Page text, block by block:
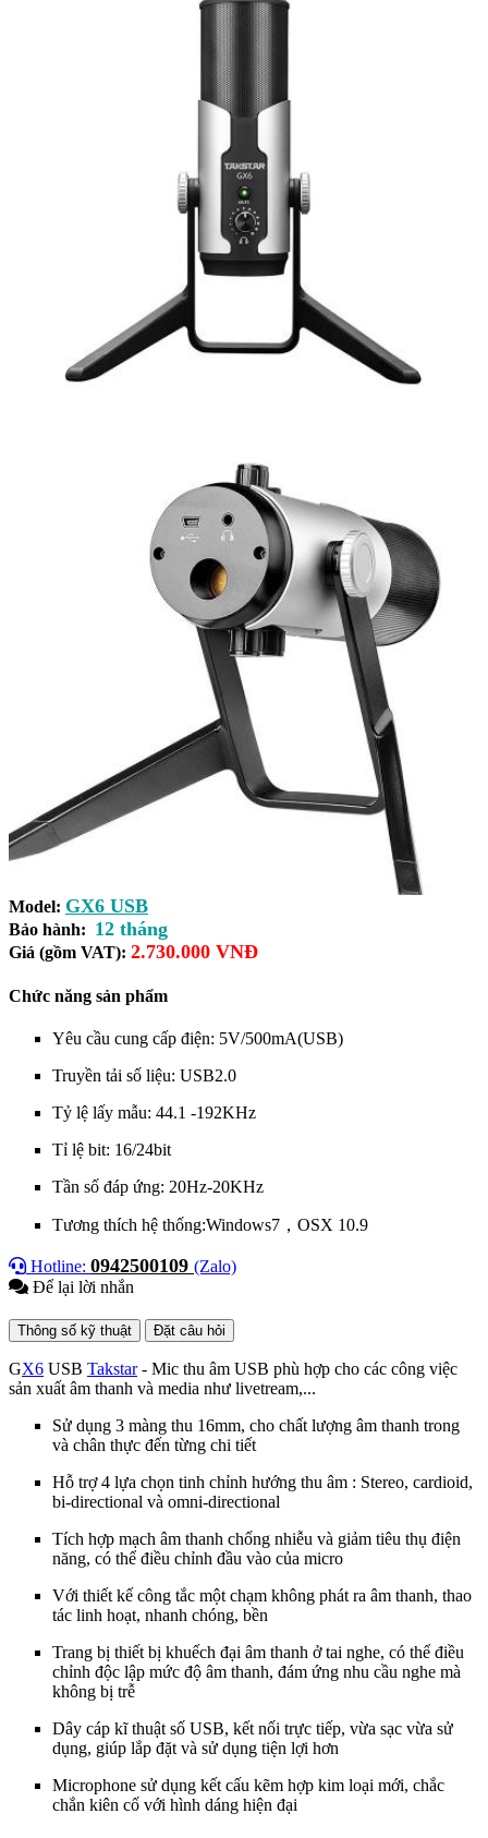
Model: GX6 USB
Bảo hành: 12 tháng
Giá (gồm VAT): 2.730.000 VNĐ
Chức năng sản phẩm
Yêu cầu cung cấp điện: 5V/500mA(USB)
Truyền tải số liệu: USB2.0
Tỷ lệ lấy mẫu: 44.1 -192KHz
Tỉ lệ bit: 16/24bit
Tần số đáp ứng: 20Hz-20KHz
Tương thích hệ thống:Windows7，OSX 10.9
Hotline: 0942500109 (Zalo)
Để lại lời nhắn
Thông số kỹ thuật Đặt câu hỏi
GX6 USB Takstar- Mic thu âm USB phù hợp cho các công việc
sản xuất âm thanh và media như livetream,...
Sử dụng 3 màng thu 16mm, cho chất lượng âm thanh trong
và chân thực đến từng chi tiết
Hỗ trợ 4 lựa chọn tinh chỉnh hướng thu âm : Stereo, cardioid,
bi-directional và omni-directional
Tích hợp mạch âm thanh chống nhiễu và giảm tiêu thụ điện
năng, có thể điều chỉnh đầu vào của micro
Với thiết kế công tắc một chạm không phát ra âm thanh, thao
tác linh hoạt, nhanh chóng, bền
Trang bị thiết bị khuếch đại âm thanh ở tai nghe, có thể điều
chỉnh độc lập mức độ âm thanh, đám ứng nhu cầu nghe mà
không bị trễ
Dây cáp kĩ thuật số USB, kết nối trực tiếp, vừa sạc vừa sử
dụng, giúp lắp đặt và sử dụng tiện lợi hơn
Microphone sử dụng kết cấu kẽm hợp kim loại mới, chắc
chắn kiên cố với hình dáng hiện đại